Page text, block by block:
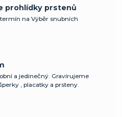
prohlídky prstenů
na Výběr snubních
a jedinečný. Gravírujeme
, placatky a prsteny.